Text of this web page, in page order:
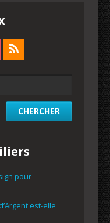
pour
est-elle